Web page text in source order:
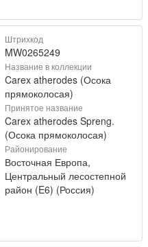
Штрихкод
MW0265249
Название в коллекции
Carex atherodes (Осока
прямоколосая)
Принятое название
Carex atherodes Spreng.
(Осока прямоколосая)
Районирование
Восточная Европа,
Центральный лесостепной
район (E6) (Россия)